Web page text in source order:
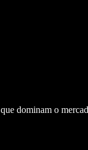
dominam o